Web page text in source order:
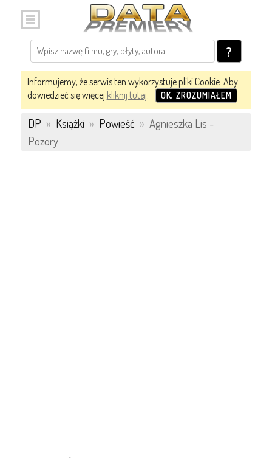
?
Informujemy, że serwis ten wykorzystuje pliki Cookie. Aby
dowiedzieć się więcej kliknij tutaj. OK, ZROZUMIAŁEM
DP » Książki » Powieść » Agnieszka Lis -
Pozory